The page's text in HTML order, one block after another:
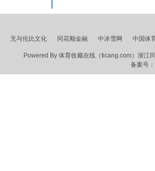
无与伦比文化 同花顺金融 中冰雪网 中国体
Powered By 体育收藏在线（ticang.com）浙江
备案号：